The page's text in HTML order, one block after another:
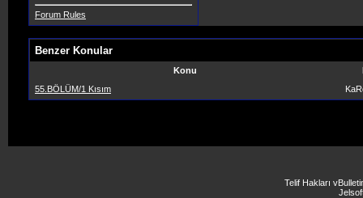
Forum Rules
Benzer Konular
Konu
55.BÖLÜM/1 Kısım
Telif Hakları